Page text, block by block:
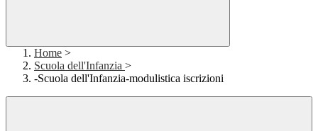
Home >
Scuola dell'Infanzia >
-Scuola dell'Infanzia-modulistica iscrizioni